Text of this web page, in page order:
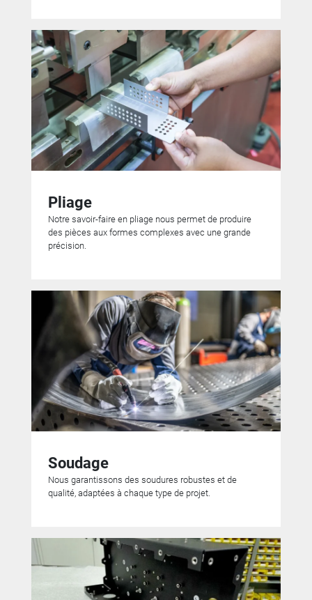
Pliage
Notre savoir-faire en pliage nous permet de produire
des pièces aux formes complexes avec une grande
précision.
Soudage
Nous garantissons des soudures robustes et de
qualité, adaptées à chaque type de projet.